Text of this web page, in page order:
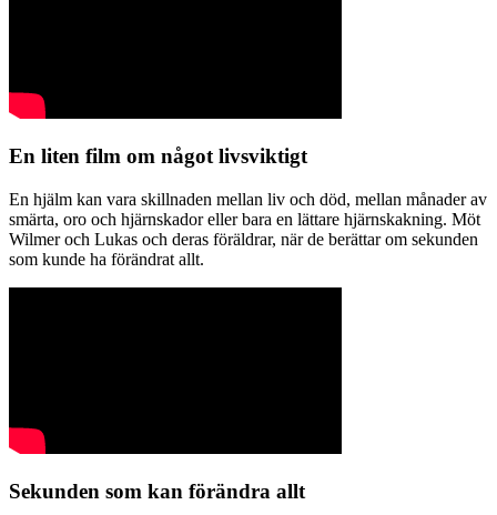
En liten film om något livsviktigt
En hjälm kan vara skillnaden mellan liv och död, mellan månader av
smärta, oro och hjärnskador eller bara en lättare hjärnskakning. Möt
Wilmer och Lukas och deras föräldrar, när de berättar om sekunden
som kunde ha förändrat allt.
Sekunden som kan förändra allt